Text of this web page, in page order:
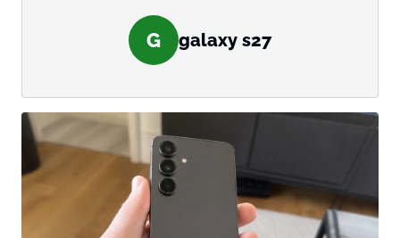
G galaxy s27